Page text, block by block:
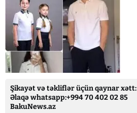
Şikayət və təkliflər üçün qaynar xətt:
Əlaqə whatsapp:+994 70 402 02 85
BakuNews.az